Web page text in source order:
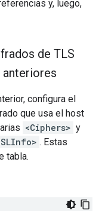
y, luego,
de TLS
anteriores
configura el
que usa el host
<Ciphers> y
. Estas
tabla.